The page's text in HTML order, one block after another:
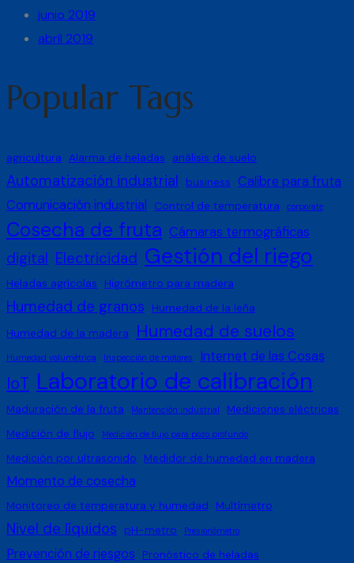
junio 2019
abril 2019
Popular Tags
agricultura Alarma de heladas análisis de suelo
Automatización industrial business Calibre para fruta
Comunicación industrial
Control de temperatura corporate
Cosecha de fruta Cámaras termográficas
digital Electricidad Gestión del riego
Heladas agrícolas Higrómetro para madera
Humedad de granos
Humedad de la leña
Humedad de la madera
Humedad de suelos
Humedad volumétrica Inspección de motores Internet de las Cosas
IoT Laboratorio de calibración
Maduración de la fruta Mantención industrial
Mediciones eléctricas
Medición de flujo
Medición de flujo para pozo profundo
Medición por ultrasonido Medidor de humedad en madera
Momento de cosecha
Monitoreo de temperatura y humedad Multímetro
Nivel de líquidos pH-metro Presionómetro
Prevención de riesgos Pronóstico de heladas